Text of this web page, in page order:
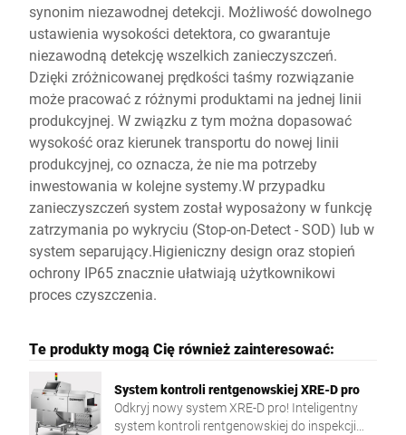
synonim niezawodnej detekcji. Możliwość dowolnego
ustawienia wysokości detektora, co gwarantuje
niezawodną detekcję wszelkich zanieczyszczeń.
Dzięki zróżnicowanej prędkości taśmy rozwiązanie
może pracować z różnymi produktami na jednej linii
produkcyjnej. W związku z tym można dopasować
wysokość oraz kierunek transportu do nowej linii
produkcyjnej, co oznacza, że nie ma potrzeby
inwestowania w kolejne systemy.W przypadku
zanieczyszczeń system został wyposażony w funkcję
zatrzymania po wykryciu (Stop-on-Detect - SOD) lub w
system separujący.Higieniczny design oraz stopień
ochrony IP65 znacznie ułatwiają użytkownikowi
proces czyszczenia.
Te produkty mogą Cię również zainteresować:
System kontroli rentgenowskiej XRE-D pro
Odkryj nowy system XRE-D pro! Inteligentny
system kontroli rentgenowskiej do inspekcji